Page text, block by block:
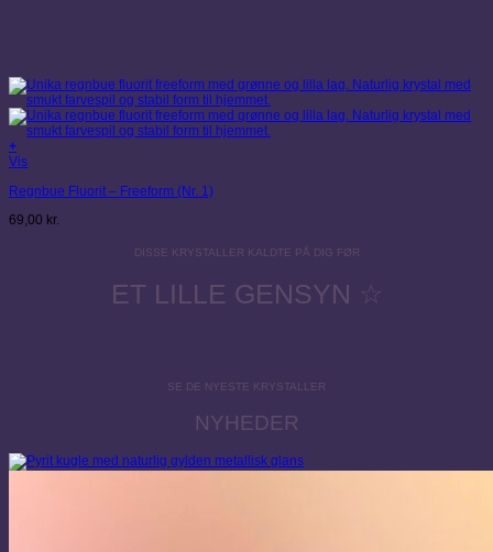
+
Vis
Regnbue Fluorit – Freeform (Nr. 1)
69,00 kr.
DISSE KRYSTALLER KALDTE PÅ DIG FØR
ET LILLE GENSYN ☆
SE DE NYESTE KRYSTALLER
NYHEDER